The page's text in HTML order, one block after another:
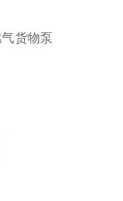
货物泵